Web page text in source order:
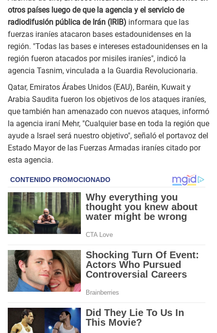
otros países luego de que la agencia y el servicio de
radiodifusión pública de Irán (IRIB) informara que las
fuerzas iraníes atacaron bases estadounidenses en la
región. "Todas las bases e intereses estadounidenses en la
región fueron atacados por misiles iraníes", indicó la
agencia Tasnim, vinculada a la Guardia Revolucionaria.
Qatar, Emiratos Árabes Unidos (EAU), Baréin, Kuwait y
Arabia Saudita fueron los objetivos de los ataques iraníes,
que también han amenazado con nuevos ataques, informó
la agencia iraní Mehr, "Cualquier base en toda la región que
ayude a Israel será nuestro objetivo", señaló el portavoz del
Estado Mayor de las Fuerzas Armadas iraníes citado por
esta agencia.